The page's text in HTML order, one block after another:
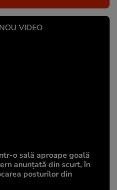
VIDEO
o sală aproape goală
anunțată din scurt, în
posturilor din